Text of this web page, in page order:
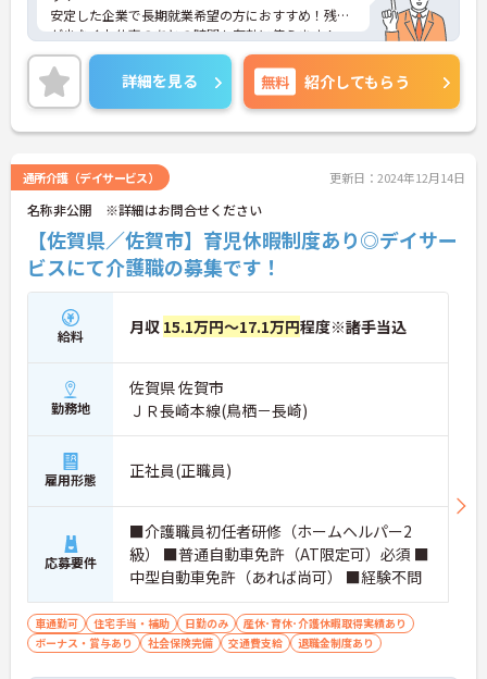
安定した企業で長期就業希望の方におすすめ！残業
が少なくお仕事のあとの時間も有効に使えます！
ご興味ある方には、面接のポイントなど、さらに詳
細をお話致しますのでお気軽にご相談ください。
詳細を見る 無料 紹介してもらう
通所介護（デイサービス） 更新日：2024年12月14日
名称非公開 ※詳細はお問合せください
【佐賀県／佐賀市】育児休暇制度あり◎デイサー
ビスにて介護職の募集です！
給料 月収 15.1万円～17.1万円程度※諸手当込
勤務地
佐賀県 佐賀市
ＪＲ長崎本線(鳥栖－長崎)
雇用形態 正社員(正職員)
応募要件
■介護職員初任者研修（ホームヘルパー2
級） ■普通自動車免許（AT限定可）必須 ■
中型自動車免許（あれば尚可） ■経験不問
車通勤可 住宅手当・補助 日勤のみ
産休･育休･介護休暇取得実績あり
ボーナス・賞与あり
社会保険完備 交通費支給 退職金制度あり